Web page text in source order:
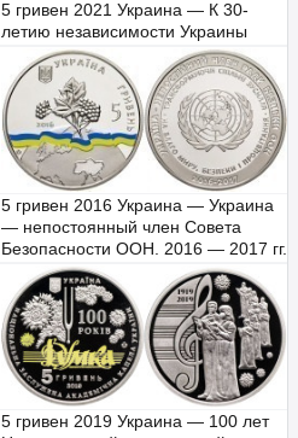
5 гривен 2021 Украина — К 30-
летию независимости Украины
5 гривен 2016 Украина — Украина
— непостоянный член Совета
Безопасности ООН. 2016 — 2017 гг.
5 гривен 2019 Украина — 100 лет